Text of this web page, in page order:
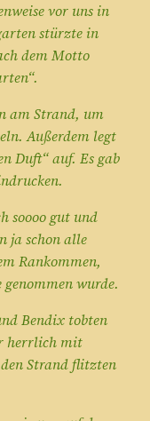
vor uns in
stürzte in
dem Motto
am Strand, um
Außerdem legt
Duft“ auf. Es gab
soooo gut und
ja schon alle
Rankommen,
wurde.
Bendix tobten
herrlich mit
Strand flitzten